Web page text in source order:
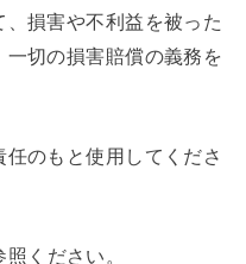
損害や不利益を被った
切の損害賠償の義務を
のもと使用してくださ
ください。